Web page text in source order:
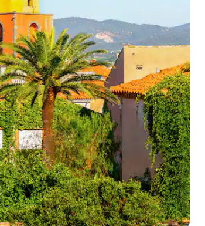
omhoog en omlaag, óf door te tikken of swipen.